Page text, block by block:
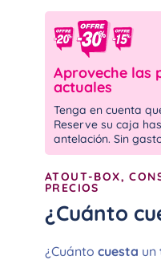
Aproveche las
actuales
Tenga en cuenta
Reserve su caja
antelación. Sin
ATOUT-BOX,
PRECIOS
¿Cuánto
¿Cuánto cuesta un